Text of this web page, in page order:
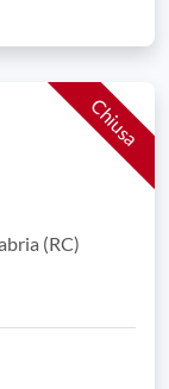
(RC)
Chiusa